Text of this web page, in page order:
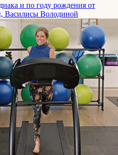
и по году рождения от
Василисы Володиной